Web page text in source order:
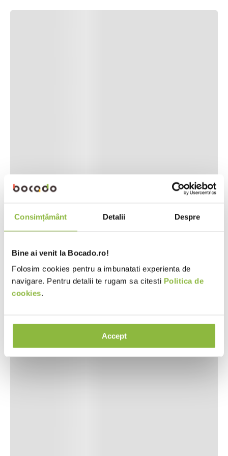
Consimțământ Detalii Despre
Bine ai venit la Bocado.ro!
Folosim cookies pentru a imbunatati experienta de
navigare. Pentru detalii te rugam sa citesti Politica de
cookies.
Accept